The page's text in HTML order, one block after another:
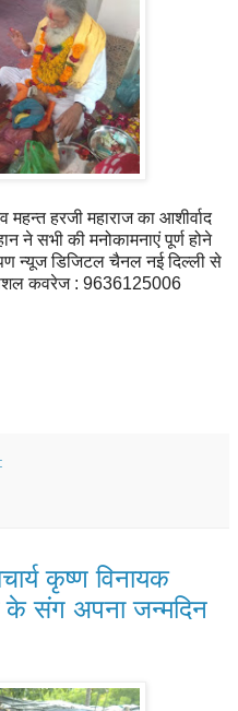
हरजी महाराज का आशीर्वाद
ने सभी की मनोकामनाएं पूर्ण होने
न्यूज डिजिटल चैनल नई दिल्ली से
स्पेशल कवरेज : 9636125006
कृष्ण विनायक
के संग अपना जन्मदिन